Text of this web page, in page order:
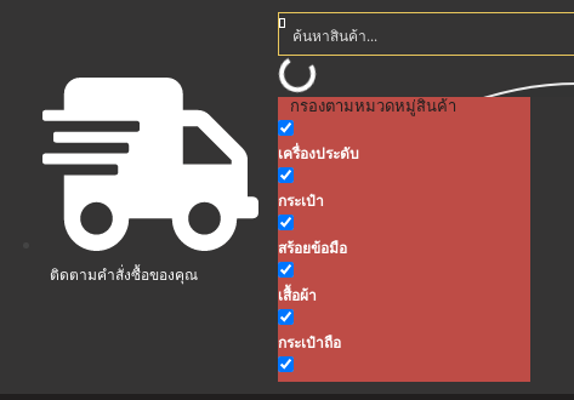
ติดตามคำสั่งซื้อของคุณ
กรองตามหมวดหมู่สินค้า
เครื่องประดับ
กระเป๋า
สร้อยข้อมือ
เสื้อผ้า
กระเป๋าถือ